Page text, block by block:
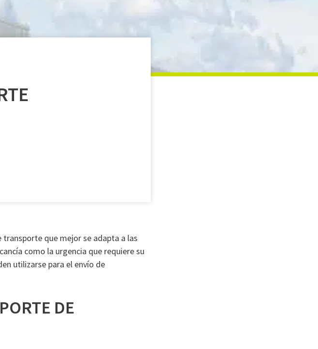
transporte que mejor se adapta a las
como la urgencia que requiere su
utilizarse para el envío de
DE